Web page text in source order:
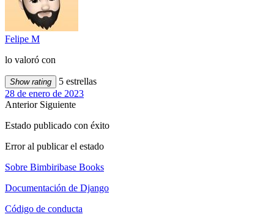
Felipe M
lo valoró con
Show rating
5 estrellas
28 de enero de 2023
Anterior Siguiente
Estado publicado con éxito
Error al publicar el estado
Sobre Bimbiribase Books
Documentación de Django
Código de conducta